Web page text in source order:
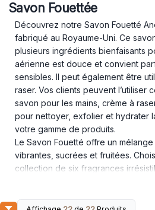
Savon Fouettée
Découvrez notre Savon Fouetté
fabriqué au Royaume-Uni. Ce
plusieurs ingrédients bienfaisants
aérienne est douce et convient
sensibles. Il peut également être
raser. Vos clients peuvent l’utiliser
savon pour les mains, crème à
pour nettoyer, exfolier et hydrater
votre gamme de produits.
Le Savon Fouetté offre un
vibrantes, sucrées et fruitées.
collection de six fragrances
fraîcheur acidulée du Lemonade
préférences.